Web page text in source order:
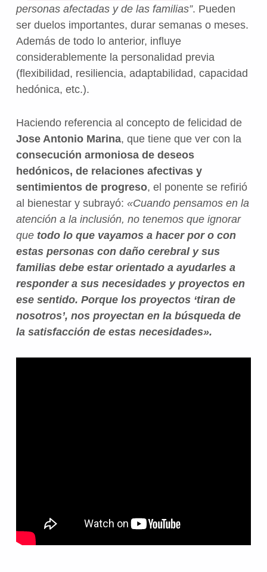
personas afectadas y de las familias”. Pueden
ser duelos importantes, durar semanas o meses.
Además de todo lo anterior, influye
considerablemente la personalidad previa
(flexibilidad, resiliencia, adaptabilidad, capacidad
hedónica, etc.).
Haciendo referencia al concepto de felicidad de
Jose Antonio Marina, que tiene que ver con la
consecución armoniosa de deseos
hedónicos, de relaciones afectivas y
sentimientos de progreso, el ponente se refirió
al bienestar y subrayó: «Cuando pensamos en la
atención a la inclusión, no tenemos que ignorar
que todo lo que vayamos a hacer por o con
estas personas con daño cerebral y sus
familias debe estar orientado a ayudarles a
responder a sus necesidades y proyectos en
ese sentido. Porque los proyectos ‘tiran de
nosotros’, nos proyectan en la búsqueda de
la satisfacción de estas necesidades».